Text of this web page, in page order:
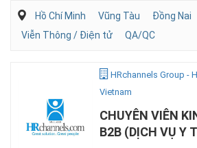
Hồ Chí Minh Vũng Tàu Đồng Nai
Viễn Thông / Điện tử
QA/QC
HRchannels Group -
Vietnam
CHUYÊN VIÊN
B2B (DỊCH VỤ Y